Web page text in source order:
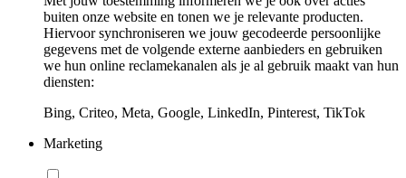
buiten onze website en tonen we je relevante producten.
Hiervoor synchroniseren we jouw gecodeerde persoonlijke
gegevens met de volgende externe aanbieders en gebruiken
we hun online reclamekanalen als je al gebruik maakt van hun
diensten:
Bing, Criteo, Meta, Google, LinkedIn, Pinterest, TikTok
Marketing